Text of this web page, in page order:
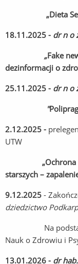
„Dieta Seniora
18.11.2025 - dr n o
„Fake
dezinformacji o
25.11.2025 - dr n o
"
2.12.2025 -
UTW
„Ochrona
starszych –
9.12.2025 -
dziedzictwo
Na podstawie
Nauk o Zdrowiu i
13.01.2026 - dr